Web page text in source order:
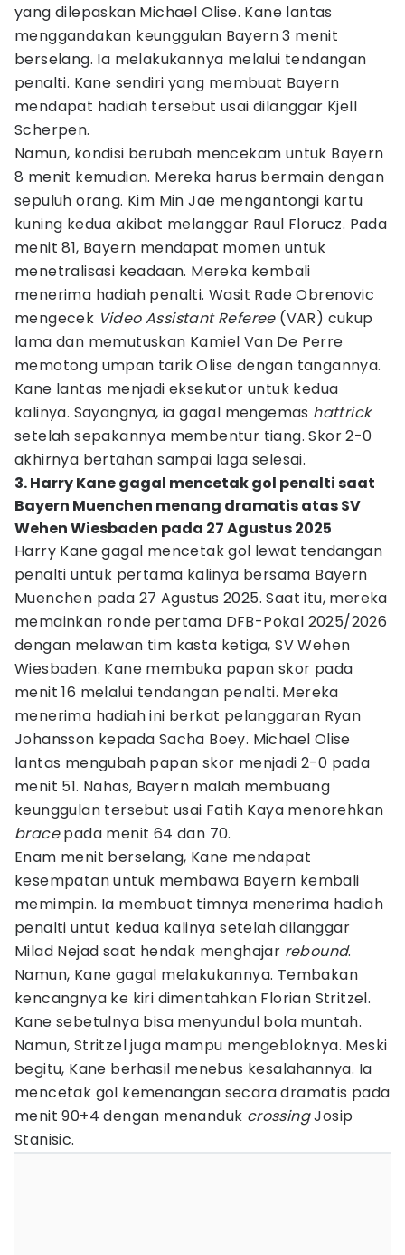
yang dilepaskan Michael Olise. Kane lantas
menggandakan keunggulan Bayern 3 menit
berselang. Ia melakukannya melalui tendangan
penalti. Kane sendiri yang membuat Bayern
mendapat hadiah tersebut usai dilanggar Kjell
Scherpen.
Namun, kondisi berubah mencekam untuk Bayern
8 menit kemudian. Mereka harus bermain dengan
sepuluh orang. Kim Min Jae mengantongi kartu
kuning kedua akibat melanggar Raul Florucz. Pada
menit 81, Bayern mendapat momen untuk
menetralisasi keadaan. Mereka kembali
menerima hadiah penalti. Wasit Rade Obrenovic
mengecek Video Assistant Referee(VAR) cukup
lama dan memutuskan Kamiel Van De Perre
memotong umpan tarik Olise dengan tangannya.
Kane lantas menjadi eksekutor untuk kedua
kalinya. Sayangnya, ia gagal mengemas hattrick
setelah sepakannya membentur tiang. Skor 2-0
akhirnya bertahan sampai laga selesai.
3. Harry Kane gagal mencetak gol penalti saat
Bayern Muenchen menang dramatis atas SV
Wehen Wiesbaden pada 27 Agustus 2025
Harry Kane gagal mencetak gol lewat tendangan
penalti untuk pertama kalinya bersama Bayern
Muenchen pada 27 Agustus 2025. Saat itu, mereka
memainkan ronde pertama DFB-Pokal 2025/2026
dengan melawan tim kasta ketiga, SV Wehen
Wiesbaden. Kane membuka papan skor pada
menit 16 melalui tendangan penalti. Mereka
menerima hadiah ini berkat pelanggaran Ryan
Johansson kepada Sacha Boey. Michael Olise
lantas mengubah papan skor menjadi 2-0 pada
menit 51. Nahas, Bayern malah membuang
keunggulan tersebut usai Fatih Kaya menorehkan
bracepada menit 64 dan 70.
Enam menit berselang, Kane mendapat
kesempatan untuk membawa Bayern kembali
memimpin. Ia membuat timnya menerima hadiah
penalti untut kedua kalinya setelah dilanggar
Milad Nejad saat hendak menghajar rebound.
Namun, Kane gagal melakukannya. Tembakan
kencangnya ke kiri dimentahkan Florian Stritzel.
Kane sebetulnya bisa menyundul bola muntah.
Namun, Stritzel juga mampu mengebloknya. Meski
begitu, Kane berhasil menebus kesalahannya. Ia
mencetak gol kemenangan secara dramatis pada
menit 90+4 dengan menanduk crossingJosip
Stanisic.